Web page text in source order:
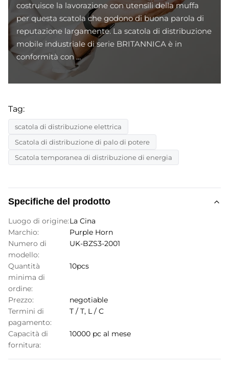
costruisce la lavorazione con utensili della muffa
per questa scatola che godono di buona parola di
reputazione largamente. La scatola di distribuzione
mobile industriale di serie BRITANNICA è in
conformità con ...
Tag:
scatola di distribuzione elettrica
Scatola di distribuzione di palo di potere
Scatola temporanea di distribuzione di energia
Specifiche del prodotto
Luogo di origine:La Cina
Marchio:
Purple Horn
Numero di
modello:
UK-BZS3-2001
Quantità
minima di
ordine:
10pcs
Prezzo:
negotiable
Termini di
pagamento:
T / T, L / C
Capacità di
fornitura:
10000 pc al mese